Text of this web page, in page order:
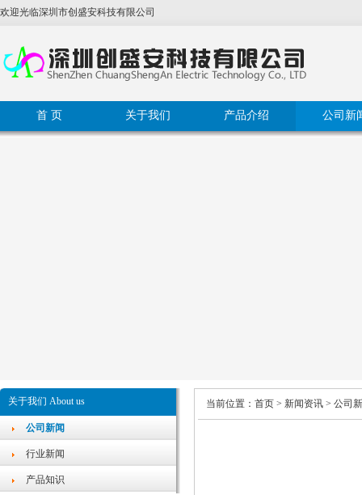
欢迎光临深圳市创盛安科技有限公司
首 页 关于我们 产品介绍 公司新
关于我们 About us
公司新闻
行业新闻
产品知识
当前位置： 首页> 新闻资讯> 公司